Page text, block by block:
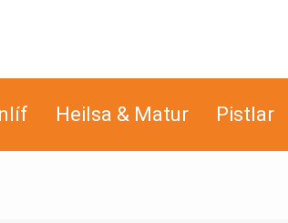
Heilsa & Matur Pistlar